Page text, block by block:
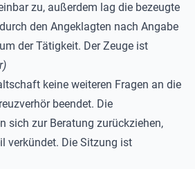
zu, außerdem lag die bezeugte
den Angeklagten nach Angabe
der Tätigkeit. Der Zeuge ist
keine weiteren Fragen an die
beendet. Die
sich zur Beratung zurückziehen,
verkündet. Die Sitzung ist